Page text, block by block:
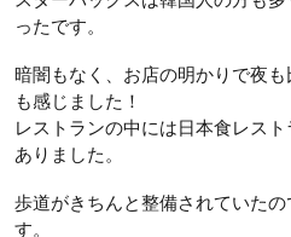
ったです。
暗闇もなく、お店の明かりで夜
も感じました！
レストランの中には日本食レス
ありました。
歩道がきちんと整備されていた
す。